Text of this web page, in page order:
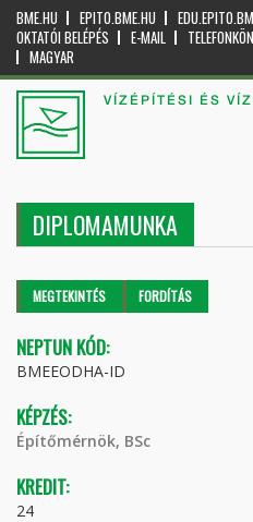
BME.HU EPITO.BME.HU
OKTATÓI BELÉPÉS
E-MAIL
MAGYAR
VÍZÉPÍTÉSI ÉS
DIPLOMAMUNKA
Elsődleges fülek
MEGTEKINTÉS (AKTÍVFORDÍTÁS
NEPTUN KÓD:
BMEEODHA-ID
KÉPZÉS:
Építőmérnök, BSc
KREDIT:
24